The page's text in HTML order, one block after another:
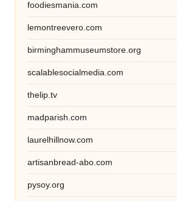
foodiesmania.com
lemontreevero.com
birminghammuseumstore.org
scalablesocialmedia.com
thelip.tv
madparish.com
laurelhillnow.com
artisanbread-abo.com
pysoy.org